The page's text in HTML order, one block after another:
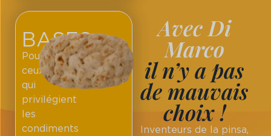
Avec Di
Marco
il n’y a pas
de mauvais
choix !
Inventeurs de la pinsa,
BASES
Pour
ceux
qui
privilégient
les
condiments